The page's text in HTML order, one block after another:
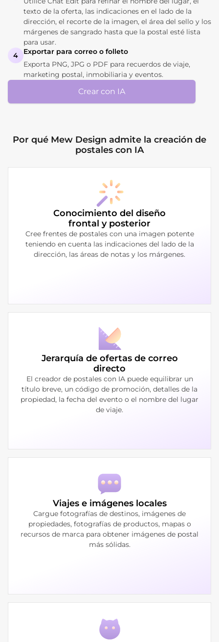
texto de la oferta, las indicaciones en el lado de la
dirección, el recorte de la imagen, el área del sello y los
márgenes de sangrado hasta que la postal esté lista
para usar.
4
Exportar para correo o folleto
Exporta PNG, JPG o PDF para recuerdos de viaje,
marketing postal, inmobiliaria y eventos.
Crear con IA
Por qué Mew Design admite la creación de
postales con IA
Conocimiento del diseño
frontal y posterior
Cree frentes de postales con una imagen potente
teniendo en cuenta las indicaciones del lado de la
dirección, las áreas de notas y los márgenes.
Jerarquía de ofertas de correo
directo
El creador de postales con IA puede equilibrar un
título breve, un código de promoción, detalles de la
propiedad, la fecha del evento o el nombre del lugar
de viaje.
Viajes e imágenes locales
Cargue fotografías de destinos, imágenes de
propiedades, fotografías de productos, mapas o
recursos de marca para obtener imágenes de postal
más sólidas.